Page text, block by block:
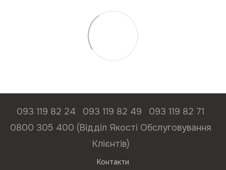
093 119 82 24 093 119 82 49
093 119 82 71
0800 305 400 (Відділ Якості Обслуговування
Клієнтів)
Контакти